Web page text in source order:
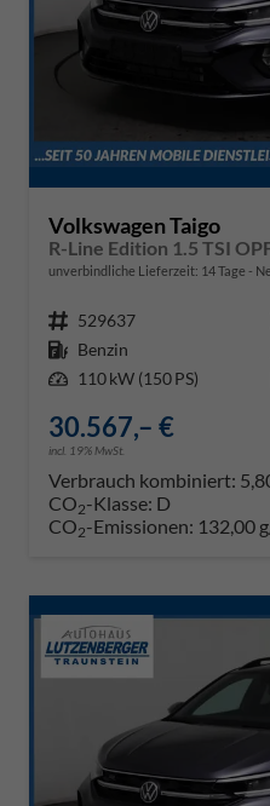
Volkswagen Taigo
unverbindliche Lieferzeit: 14 Tage
Fahrzeugnr. 529637
Kraftstoff Benzin
Leistung 110 kW (150 PS)
30.567,– €
incl. 19% MwSt.
Verbrauch kombiniert:
CO2-Klasse: D
CO2-Emissionen: 132,00